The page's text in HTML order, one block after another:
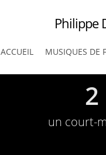
Philippe
ACCUEIL MUSIQUES DE
2
un court-